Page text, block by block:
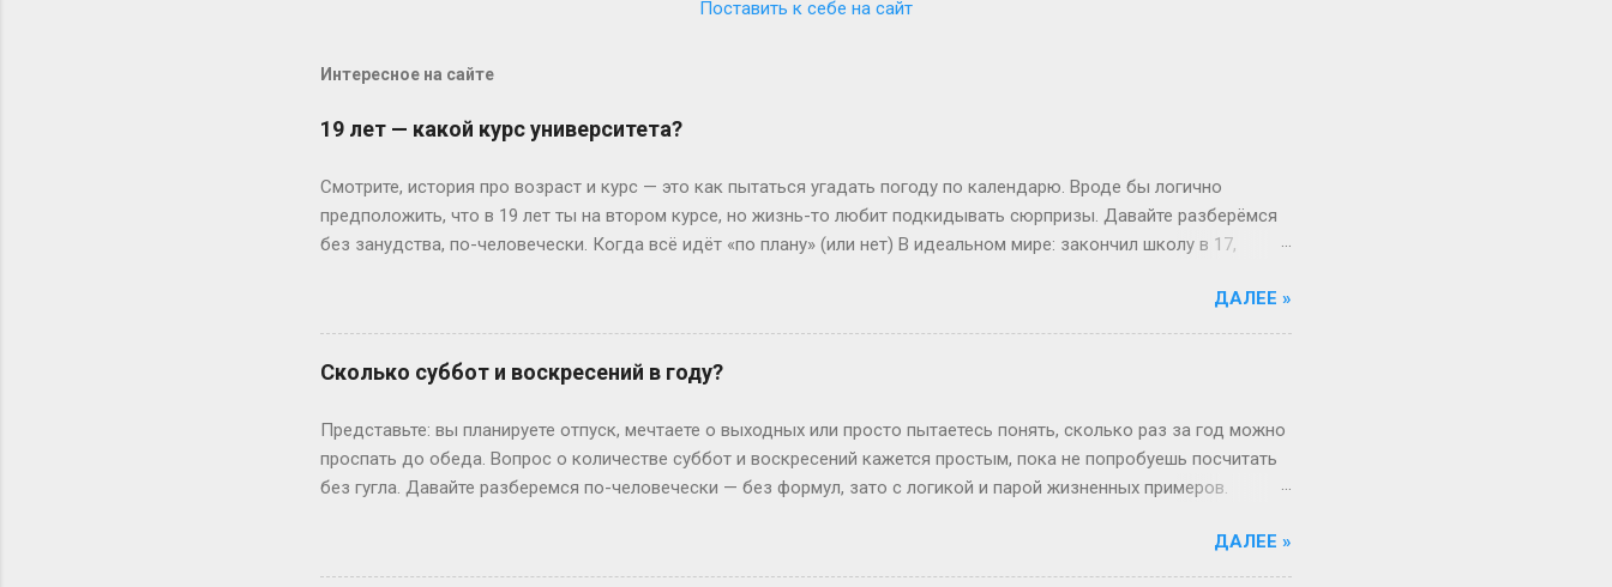
Поставить к себе на сайт
Интересное на сайте
19 лет — какой курс университета?
Смотрите, история про возраст и курс — это как пытаться угадать погоду по календарю. Вроде бы логично
предположить, что в 19 лет ты на втором курсе, но жизнь-то любит подкидывать сюрпризы. Давайте разберёмся
без занудства, по-человечески. Когда всё идёт «по плану» (или нет) В идеальном мире: закончил школу в 17,
не туда. Вот Сергей из Новосибирска: отучился год, ушёл в армию, вернулся — и теперь он первокурсник в 19, а
одноклассники уже на третьем. Или Мария из Испании: взяла gap year, работала в хостеле на Бали, а теперь
штурмует лекции по философии, пока её ровесники пишут курсовые. Кстати, в Германии вообще 13 классов в
школе — представьте, как обидно: тебе 19, а ты только получил школьный аттестат. Зато в Японии некоторые уже
вносит коррективы. Допустим, Иван с первого к...
ДАЛЕЕ »
Сколько суббот и воскресений в году?
Представьте: вы планируете отпуск, мечтаете о выходных или просто пытаетесь понять, сколько раз за год можно
проспать до обеда. Вопрос о количестве суббот и воскресений кажется простым, пока не попробуешь посчитать
без гугла. Давайте разберемся по-человечески — без формул, зато с логикой и парой жизненных примеров.
остатке. То есть суббот и воскресений выходит по 52 штуки. Но тут же мозг вопрошает: «А куда делся тот самый
лишний день?» Всё просто: он прицепляется к следующему году, сдвигая старт. Например, если 1 января —
ДАЛЕЕ »